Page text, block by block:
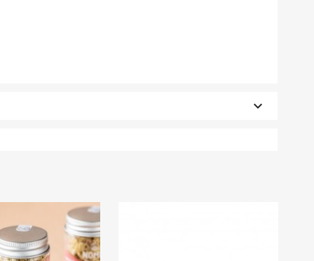
keyboard_arrow_down